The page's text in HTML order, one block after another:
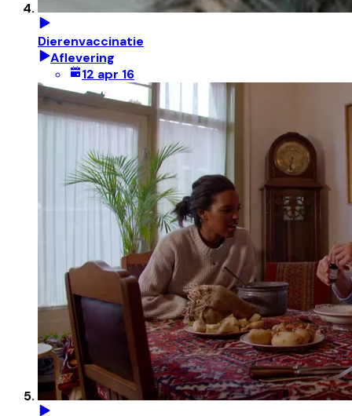
Dierenvaccinatie
Aflevering
12 apr 16